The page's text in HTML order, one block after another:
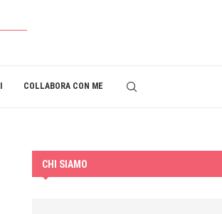
COLLABORA CON ME
CHI SIAMO